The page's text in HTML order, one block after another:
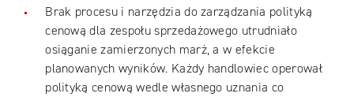
Brak procesu i narzędzia do zarządzania polityką
cenową dla zespołu sprzedażowego utrudniało
osiąganie zamierzonych marż, a w efekcie
planowanych wyników. Każdy handlowiec operował
polityką cenową wedle własnego uznania co